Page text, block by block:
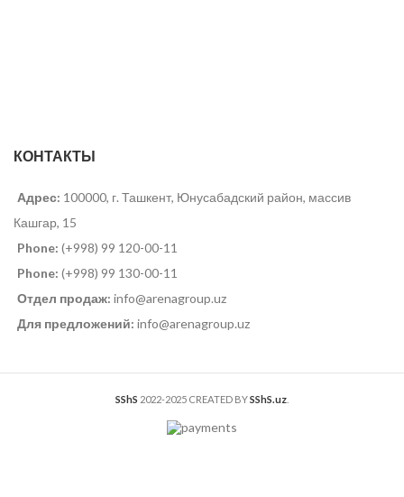
КОНТАКТЫ
Адрес: 100000, г. Ташкент, Юнусабадский район, массив
Кашгар, 15
Phone: (+998) 99 120-00-11
Phone: (+998) 99 130-00-11
Отдел продаж: info@arenagroup.uz
Для предложений: info@arenagroup.uz
SShS 2022-2025 CREATED BYSShS.uz